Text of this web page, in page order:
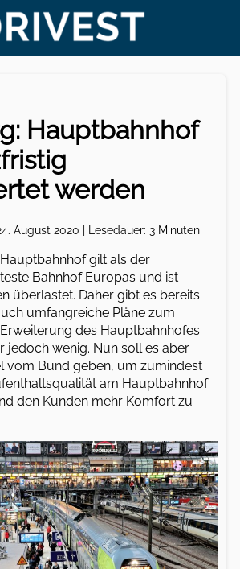
Hauptbahnhof
werden
August 2020 | Lesedauer: 3 Minuten
gilt als der
Bahnhof Europas und ist
überlastet. Daher gibt es bereits
umfangreiche Pläne zum
des Hauptbahnhofes.
jedoch wenig. Nun soll es aber
vom Bund geben, um zumindest
am Hauptbahnhof
den Kunden mehr Komfort zu